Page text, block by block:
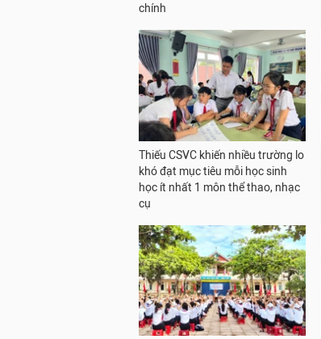
chính
Thiếu CSVC khiến nhiều trường lo
khó đạt mục tiêu mỗi học sinh
học ít nhất 1 môn thể thao, nhạc
cụ